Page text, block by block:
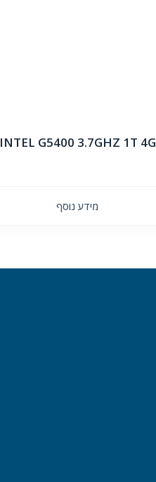
INTEL G5400 3.7GHZ 1T 4G
מידע נוסף